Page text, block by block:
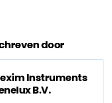
door
Instruments
B.V.